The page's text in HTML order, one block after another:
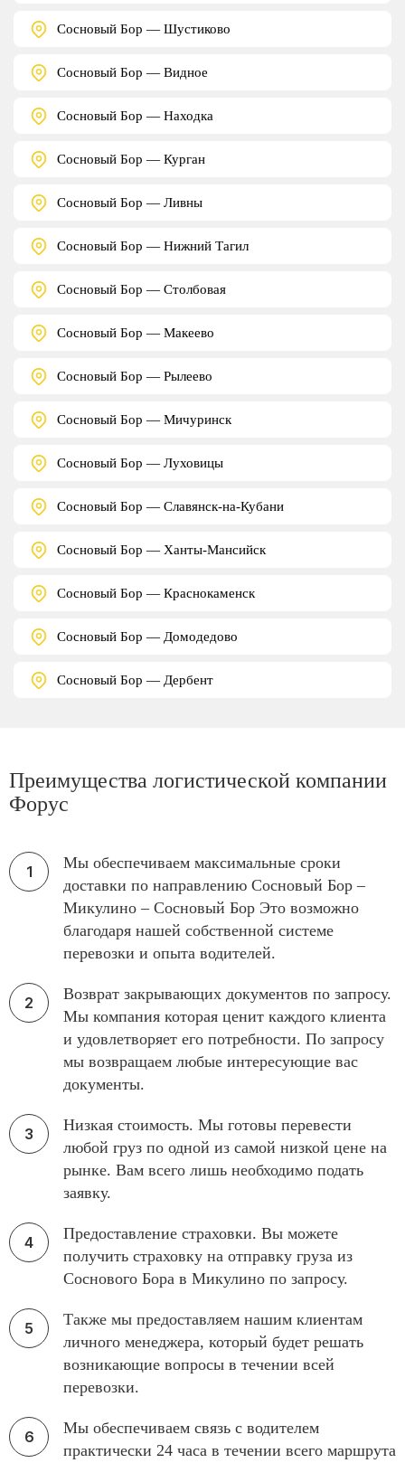
Сосновый Бор — Шустиково
Сосновый Бор — Видное
Сосновый Бор — Находка
Сосновый Бор — Курган
Сосновый Бор — Ливны
Сосновый Бор — Нижний Тагил
Сосновый Бор — Столбовая
Сосновый Бор — Макеево
Сосновый Бор — Рылеево
Сосновый Бор — Мичуринск
Сосновый Бор — Луховицы
Сосновый Бор — Славянск-на-Кубани
Сосновый Бор — Ханты-Мансийск
Сосновый Бор — Краснокаменск
Сосновый Бор — Домодедово
Сосновый Бор — Дербент
Преимущества логистической компании
Форус
Мы обеспечиваем максимальные сроки
доставки по направлению Сосновый Бор –
Микулино – Сосновый Бор Это возможно
благодаря нашей собственной системе
перевозки и опыта водителей.
Возврат закрывающих документов по запросу.
Мы компания которая ценит каждого клиента
и удовлетворяет его потребности. По запросу
мы возвращаем любые интересующие вас
документы.
Низкая стоимость. Мы готовы перевести
любой груз по одной из самой низкой цене на
рынке. Вам всего лишь необходимо подать
заявку.
Предоставление страховки. Вы можете
получить страховку на отправку груза из
Соснового Бора в Микулино по запросу.
Также мы предоставляем нашим клиентам
личного менеджера, который будет решать
возникающие вопросы в течении всей
перевозки.
Мы обеспечиваем связь с водителем
практически 24 часа в течении всего маршрута